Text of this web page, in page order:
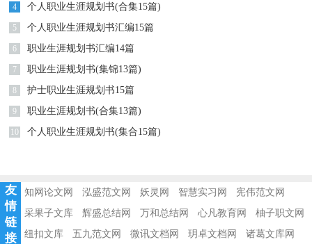
4 个人职业生涯规划书(合集15篇)
5 个人职业生涯规划书汇编15篇
6 职业生涯规划书汇编14篇
7 职业生涯规划书(集锦13篇)
8 护士职业生涯规划书15篇
9 职业生涯规划书(合集13篇)
10 个人职业生涯规划书(集合15篇)
友
情
链
接
知网论文网 泓盛范文网 妖灵网 智慧实习网
宪伟范文网
采果子文库
辉盛总结网 万和总结网 心凡教育网
柚子职文网
纽扣文库
五九范文网 微讯文档网 玥卓文档网 诸葛文库网